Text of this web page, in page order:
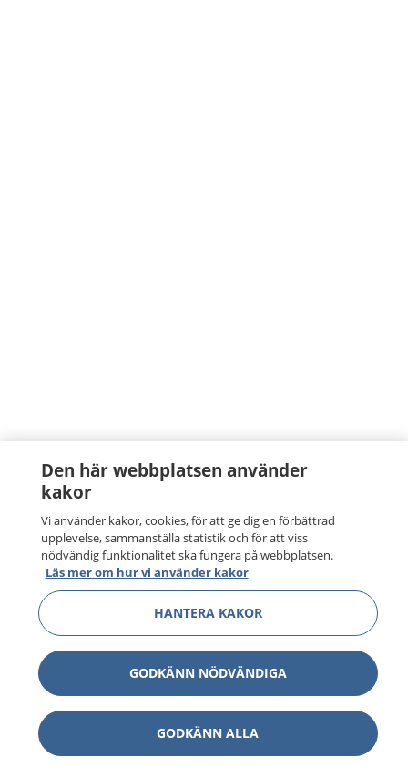
Den här webbplatsen använder
kakor
Vi använder kakor, cookies, för att ge dig en förbättrad
upplevelse, sammanställa statistik och för att viss
nödvändig funktionalitet ska fungera på webbplatsen.
Läs mer om hur vi använder kakor
HANTERA KAKOR
GODKÄNN NÖDVÄNDIGA
GODKÄNN ALLA